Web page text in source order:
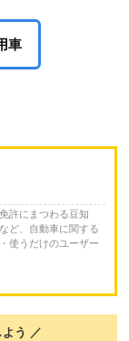
車
許にまつわる豆知
ど、自動車に関する
使うだけのユーザー
う ／